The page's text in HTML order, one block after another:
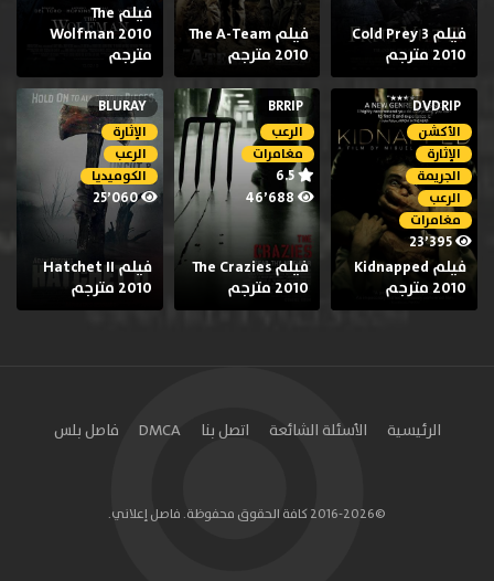
فيلم Cold Prey 3
2010 مترجم
فيلم The A-Team
2010 مترجم
فيلم The
Wolfman 2010
مترجم
DVDRIP
الأكشن
الإثارة
الجريمة
الرعب
مغامرات
فيلم Kidnapped
2010 مترجم
BRRIP
الرعب
مغامرات
6.5
46٬688
فيلم The Crazies
2010 مترجم
BLURAY
الإثارة
الرعب
الكوميديا
25٬060
فيلم Hatchet II
2010 مترجم
الرئيسية الأسئلة الشائعة اتصل بنا DMCA فاصل بلس
©2016-2026 كافة الحقوق محفوظة. فاصل إعلاني.